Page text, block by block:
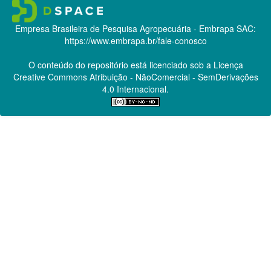
Empresa Brasileira de Pesquisa Agropecuária - Embrapa SAC:
https://www.embrapa.br/fale-conosco
O conteúdo do repositório está licenciado sob a Licença
Creative CommonsAtribuição - NãoComercial - SemDerivações
4.0 Internacional.